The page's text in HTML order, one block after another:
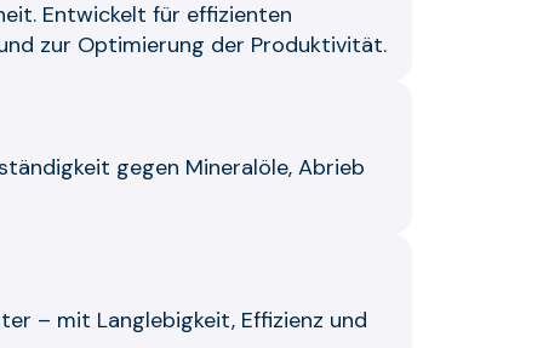
Entwickelt für effizienten
zur Optimierung der Produktivität.
gegen Mineralöle, Abrieb
– mit Langlebigkeit, Effizienz und